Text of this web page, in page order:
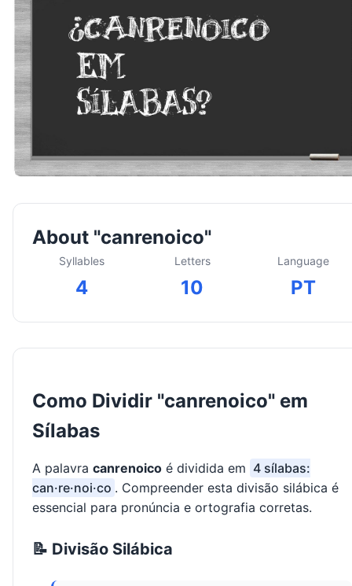
About "canrenoico"
Syllables
4
Letters
10
Language
PT
Como Dividir "canrenoico" em
Sílabas
A palavra canrenoico é dividida em 4 sílabas:
can·re·noi·co . Compreender esta divisão silábica é
essencial para pronúncia e ortografia corretas.
📝 Divisão Silábica